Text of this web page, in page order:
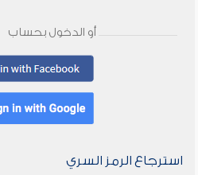
أو الدخول بحساب
استرجاع الرمز السري